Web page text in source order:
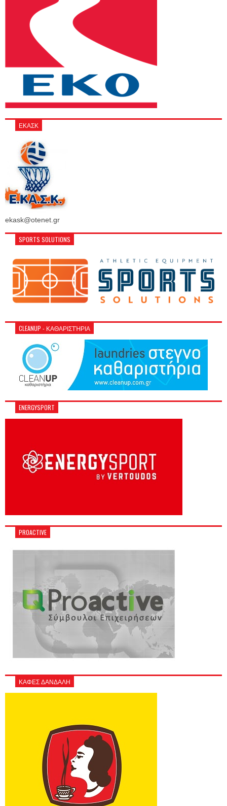
ΕΚΑΣΚ
ekask@otenet.gr
SPORTS SOLUTIONS
CLEANUP - ΚΑΘΑΡΙΣΤΉΡΙΑ
ENERGYSPORT
PROACTIVE
ΚΑΦΕΣ ΔΑΝΔΑΛΗ